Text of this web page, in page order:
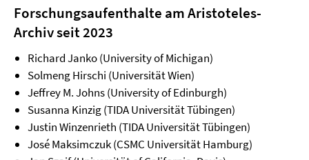
Forschungsaufenthalte am Aristoteles-
Archiv seit 2023
Richard Janko (University of Michigan)
Solmeng Hirschi (Universität Wien)
Jeffrey M. Johns (University of Edinburgh)
Susanna Kinzig (TIDA Universität Tübingen)
Justin Winzenrieth (TIDA Universität Tübingen)
José Maksimczuk (CSMC Universität Hamburg)